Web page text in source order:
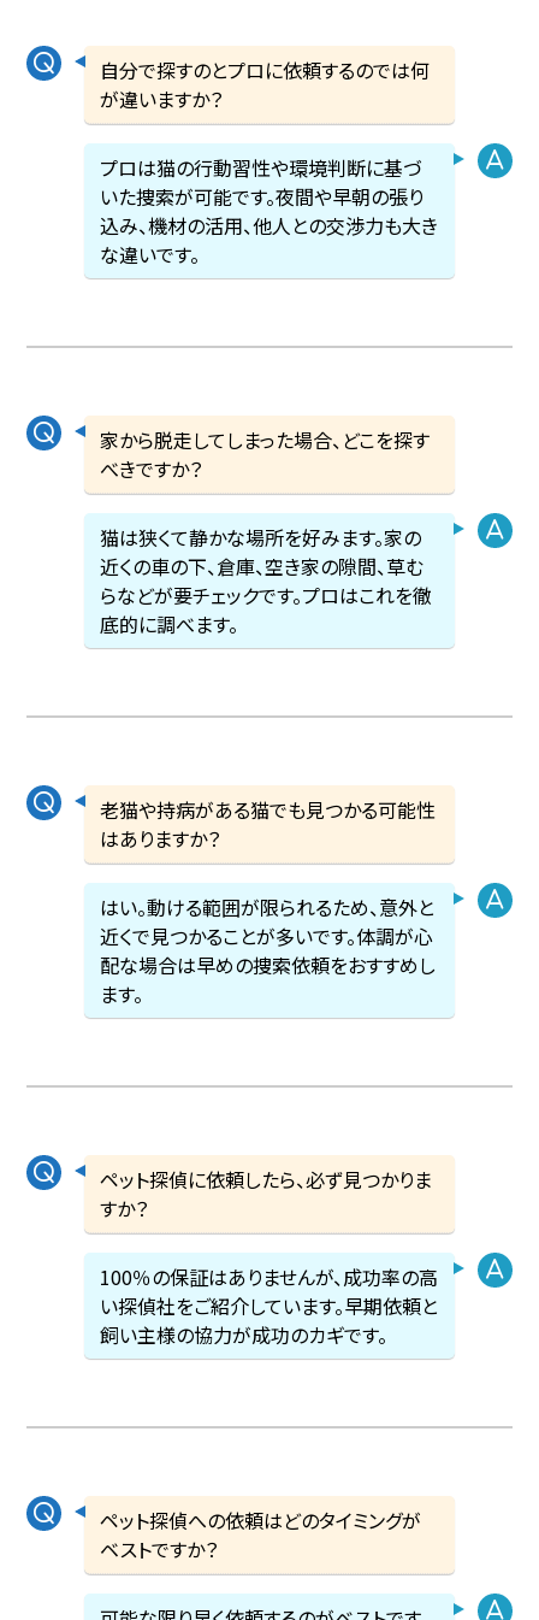
自分で探すのとプロに依頼するのでは何
が違いますか？
プロは猫の行動習性や環境判断に基づ
いた捜索が可能です。夜間や早朝の張り
込み、機材の活用、他人との交渉力も大き
な違いです。
家から脱走してしまった場合、どこを探す
べきですか？
猫は狭くて静かな場所を好みます。家の
近くの車の下、倉庫、空き家の隙間、草む
らなどが要チェックです。プロはこれを徹
底的に調べます。
老猫や持病がある猫でも見つかる可能性
はありますか？
はい。動ける範囲が限られるため、意外と
近くで見つかることが多いです。体調が心
配な場合は早めの捜索依頼をおすすめし
ます。
ペット探偵に依頼したら、必ず見つかりま
すか？
100％の保証はありませんが、成功率の高
い探偵社をご紹介しています。早期依頼と
飼い主様の協力が成功のカギです。
ペット探偵への依頼はどのタイミングが
ベストですか？